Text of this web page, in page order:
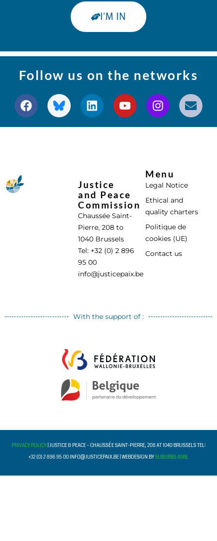
I'M IN
Follow us on the networks
Justice
and Peace
Commission
Chaussée Saint-
Pierre, 208 to
1040 Brussels
Tel: +32 (0) 2 896
95 00
info@justicepaix.be
Menu
Legal Notice
Ethical and
quality charters
Politique de
cookies (UE)
Contact us
With the support of :
PRIVACY POLICY| JUSTICE & PEACE – CHAUSSÉE SAINT-PIERRE, 208 AT 1040 BRUSSELS TEL:
+32 (0) 2 896 95 00 INFO@JUSTICEPAIX.BE | WEBDESIGN BYSUBURBS ASBL